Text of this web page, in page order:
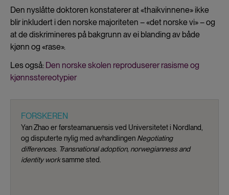
Den nyslåtte doktoren konstaterer at «thaikvinnene» ikke
blir inkludert i den norske majoriteten – «det norske vi» – og
at de diskrimineres på bakgrunn av ei blanding av både
kjønn og «rase».
Les også: Den norske skolen reproduserer rasisme og
kjønnsstereotypier
FORSKEREN
Yan Zhao er førsteamanuensis ved Universitetet i Nordland,
og disputerte nylig med avhandlingen Negotiating
differences. Transnational adoption, norwegianness and
identity worksamme sted.